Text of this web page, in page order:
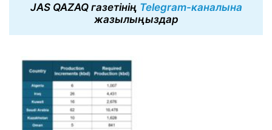
JAS QAZAQ газетінің Telegram-каналына
жазылыңыздар